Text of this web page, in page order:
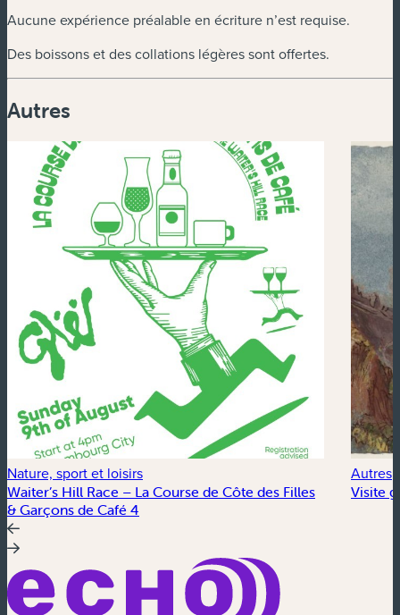
Aucune expérience préalable en écriture n’est requise.
Des boissons et des collations légères sont offertes.
Autres
Nature, sport et loisirs
Waiter’s Hill Race – La Course de Côte des Filles
& Garçons de Café 4
Autres
Visite